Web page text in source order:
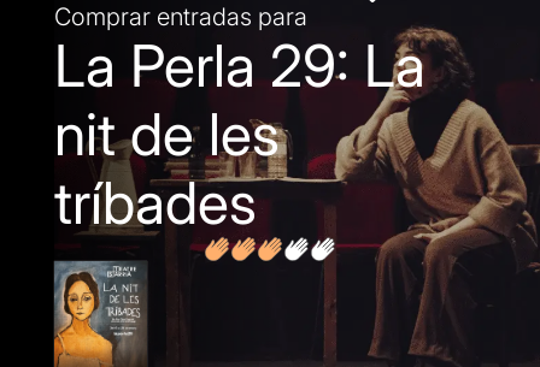
Comprar entradas para
La Perla 29: La
nit de les
tríbades